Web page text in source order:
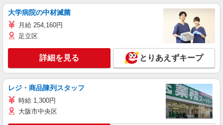
大学病院の中材滅菌
月給 254,160円
足立区
詳細を見る とりあえずキープ
レジ・商品陳列スタッフ
時給 1,300円
大阪市中央区